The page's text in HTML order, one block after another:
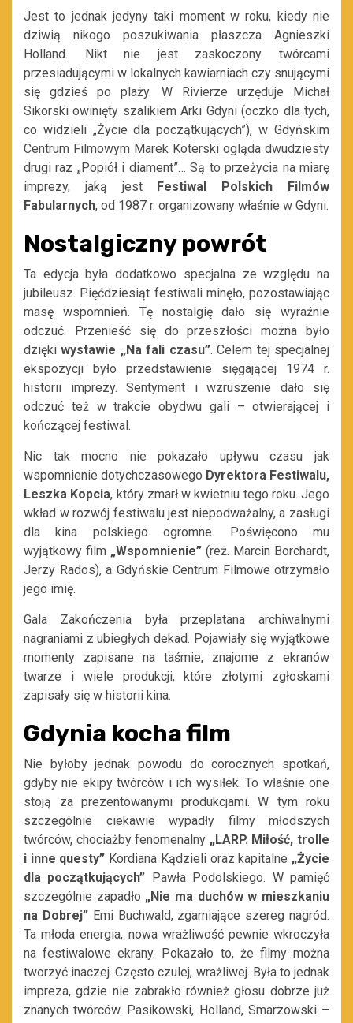
Jest to jednak jedyny taki moment w roku, kiedy nie
dziwią nikogo poszukiwania płaszcza Agnieszki
Holland. Nikt nie jest zaskoczony twórcami
przesiadującymi w lokalnych kawiarniach czy snującymi
się gdzieś po plaży. W Rivierze urzęduje Michał
Sikorski owinięty szalikiem Arki Gdyni (oczko dla tych,
co widzieli „Życie dla początkujących”), w Gdyńskim
Centrum Filmowym Marek Koterski ogląda dwudziesty
drugi raz „Popiół i diament”… Są to przeżycia na miarę
imprezy, jaką jest Festiwal Polskich Filmów
Fabularnych, od 1987 r. organizowany właśnie w Gdyni.
Nostalgiczny powrót
Ta edycja była dodatkowo specjalna ze względu na
jubileusz. Pięćdziesiąt festiwali minęło, pozostawiając
masę wspomnień. Tę nostalgię dało się wyraźnie
odczuć. Przenieść się do przeszłości można było
dziękiwystawie „Na fali czasu”. Celem tej specjalnej
ekspozycji było przedstawienie sięgającej 1974 r.
historii imprezy. Sentyment i wzruszenie dało się
odczuć też w trakcie obydwu gali – otwierającej i
kończącej festiwal.
Nic tak mocno nie pokazało upływu czasu jak
wspomnienie dotychczasowego Dyrektora Festiwalu,
Leszka Kopcia, który zmarł w kwietniu tego roku. Jego
wkład w rozwój festiwalu jest niepodważalny, a zasługi
dla kina polskiego ogromne. Poświęcono mu
wyjątkowy film „Wspomnienie” (reż. Marcin Borchardt,
Jerzy Rados), a Gdyńskie Centrum Filmowe otrzymało
jego imię.
Gala Zakończenia była przeplatana archiwalnymi
nagraniami z ubiegłych dekad. Pojawiały się wyjątkowe
momenty zapisane na taśmie, znajome z ekranów
twarze i wiele produkcji, które złotymi zgłoskami
zapisały się w historii kina.
Gdynia kocha film
Nie byłoby jednak powodu do corocznych spotkań,
gdyby nie ekipy twórców i ich wysiłek. To właśnie one
stoją za prezentowanymi produkcjami. W tym roku
szczególnie ciekawie wypadły filmy młodszych
twórców, chociażby fenomenalny „LARP. Miłość, trolle
i inne questy” Kordiana Kądzieli oraz kapitalne „Życie
dla początkujących” Pawła Podolskiego. W pamięć
szczególnie zapadło „Nie ma duchów w mieszkaniu
na Dobrej”Emi Buchwald, zgarniające szereg nagród.
Ta młoda energia, nowa wrażliwość pewnie wkroczyła
na festiwalowe ekrany. Pokazało to, że filmy można
tworzyć inaczej. Często czulej, wrażliwej. Była to jednak
impreza, gdzie nie zabrakło również głosu dobrze już
znanych twórców. Pasikowski, Holland, Smarzowski –